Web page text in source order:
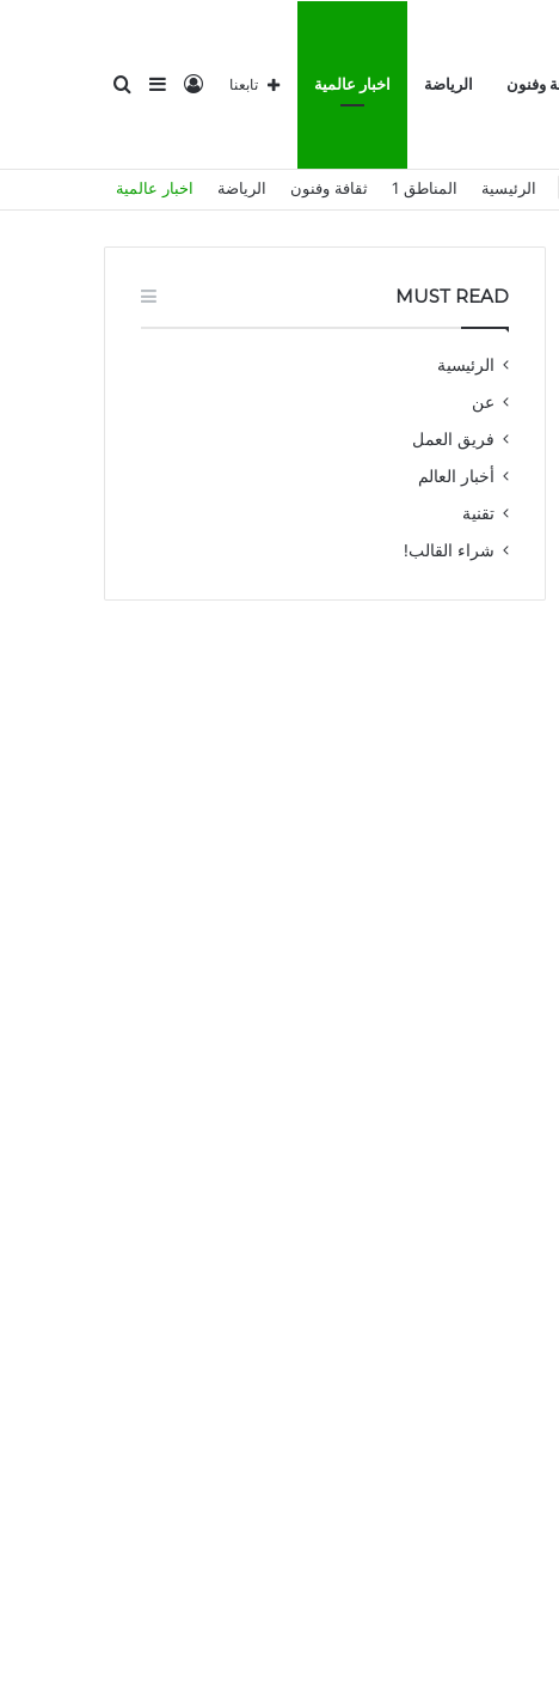
وفنون الرياضة اخبار عالمية
عن
إضافة
عمود
تسجيل
الدخول
تابعنا
الرئيسية المناطق 1 ثقافة وفنون الرياضة اخبار عالمية
MUST READ
الرئيسية
عن
فريق العمل
أخبار العالم
تقنية
شراء القالب!